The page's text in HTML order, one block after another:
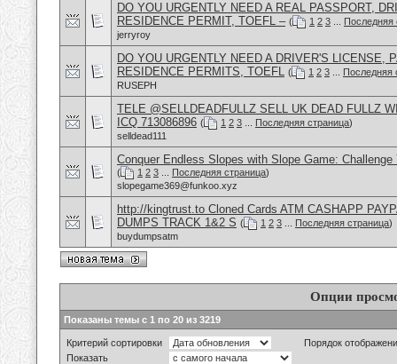
DO YOU URGENTLY NEED A REAL PASSPORT,
RESIDENCE PERMIT, TOEFL – ( 1 2 3
Последняя
jerryroy
DO YOU URGENTLY NEED A DRIVER'S LICENSE,
RESIDENCE PERMITS, TOEFL ( 1 2 3
Последняя
RUSEPH
TELE @SELLDEADFULLZ SELL UK DEAD FULLZ
ICQ 713086896 ( 1 2 3 Последняя страница)
selldead111
Conquer Endless Slopes with Slope Game:
( 1 2 3 Последняя страница)
slopegame369@funkoo.xyz
http://kingtrust.to Cloned Cards ATM CASHAPP
DUMPS TRACK 1&2 S ( 1 2 3 Последняя страница)
buydumpsatm
Опции
Показаны темы с 1 по 20 из 3219
Критерий сортировки
Порядок
Показать